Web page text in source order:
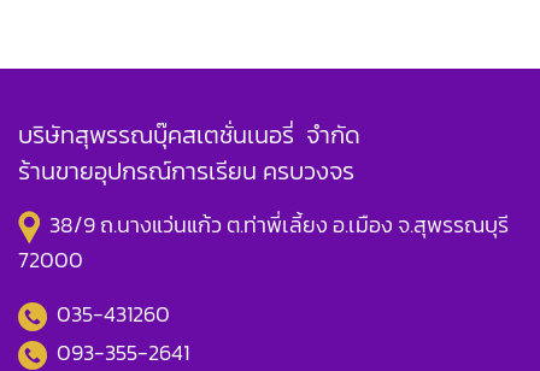
บริษัทสุพรรณบุ๊คสเตชั่นเนอรี่ จำกัด
ร้านขายอุปกรณ์การเรียน ครบวงจร
38/9 ถ.นางแว่นแก้ว ต.ท่าพี่เลี้ยง อ.เมือง จ.สุพรรณบุรี
72000
035-431260
093-355-2641